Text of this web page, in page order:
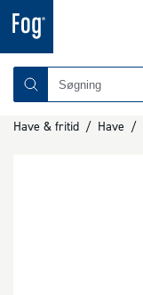
Have & fritid / Have /